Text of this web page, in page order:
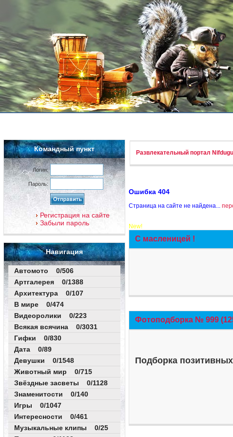
Командный пункт
Логин:
Пароль:
Регистрация на сайте
Забыли пароль
Навигация
Автомото 0/506
Артгалерея 0/1388
Архитектура 0/107
В мире 0/474
Видеоролики 0/223
Всякая всячина 0/3031
Гифки 0/830
Дата 0/89
Девушки 0/1548
Животный мир 0/715
Звёздные засветы 0/1128
Знаменитости 0/140
Игры 0/1047
Интересности 0/461
Музыкальные клипы 0/25
Развлекательный портал
Ошибка 404
Страница на сайте не найдена...
New!
С масленицей !
Фотоподборка № 999
Подборка